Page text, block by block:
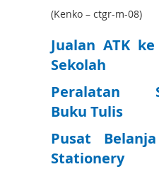
(Kenko – ctgr-m-08)
Jualan ATK
Sekolah
Peralatan
Buku Tulis
Pusat
Stationery